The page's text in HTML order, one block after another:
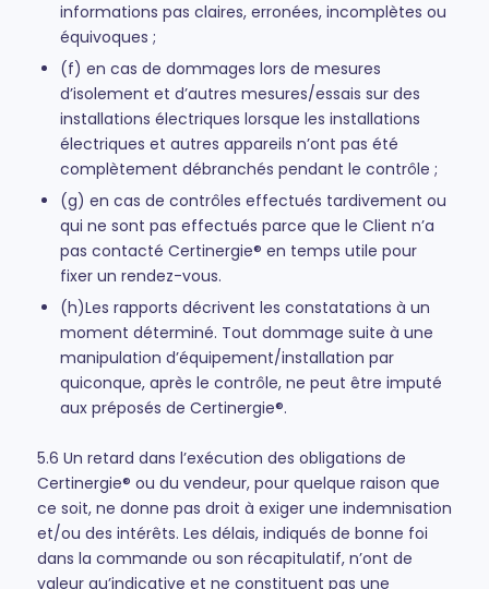
informations pas claires, erronées, incomplètes ou
équivoques ;
(f) en cas de dommages lors de mesures
d’isolement et d’autres mesures/essais sur des
installations électriques lorsque les installations
électriques et autres appareils n’ont pas été
complètement débranchés pendant le contrôle ;
(g) en cas de contrôles effectués tardivement ou
qui ne sont pas effectués parce que le Client n’a
pas contacté Certinergie® en temps utile pour
fixer un rendez-vous.
(h)Les rapports décrivent les constatations à un
moment déterminé. Tout dommage suite à une
manipulation d’équipement/installation par
quiconque, après le contrôle, ne peut être imputé
aux préposés de Certinergie®.
5.6 Un retard dans l’exécution des obligations de
Certinergie® ou du vendeur, pour quelque raison que
ce soit, ne donne pas droit à exiger une indemnisation
et/ou des intérêts. Les délais, indiqués de bonne foi
dans la commande ou son récapitulatif, n’ont de
valeur qu’indicative et ne constituent pas une